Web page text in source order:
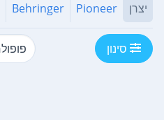
יצרן Pioneer
Behringer
סינון